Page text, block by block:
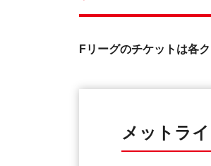
Fリーグのチケットは各
メットラ